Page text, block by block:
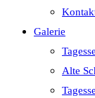
Galerie
Alte